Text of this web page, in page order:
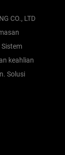
CO., LTD
keahlian
Solusi